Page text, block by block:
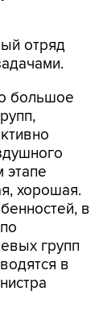
отряд
большое
этапе
хорошая.
в
групп
в